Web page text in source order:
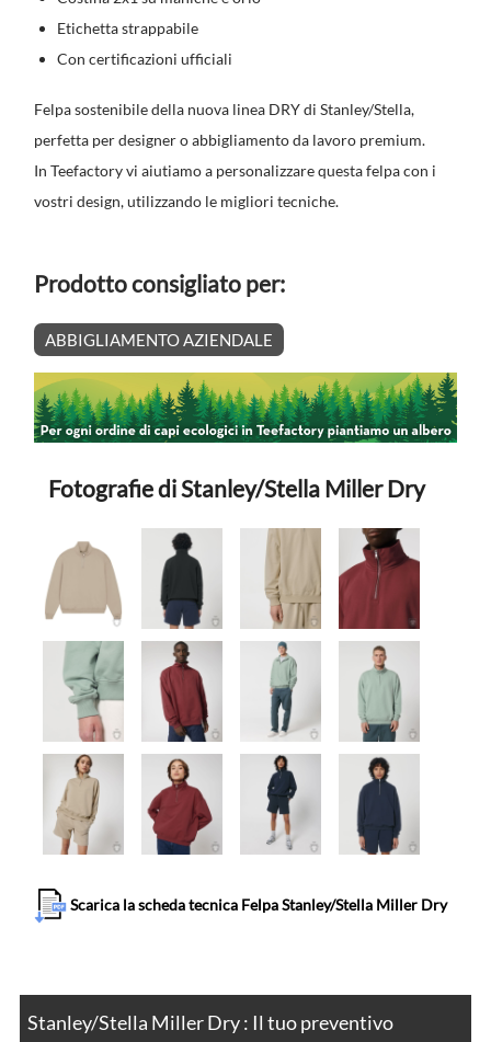
Etichetta strappabile
Con certificazioni ufficiali
Felpa sostenibile della nuova linea DRY di Stanley/Stella,
perfetta per designer o abbigliamento da lavoro premium.
In Teefactory vi aiutiamo a personalizzare questa felpa con i
vostri design, utilizzando le migliori tecniche.
Prodotto consigliato per:
ABBIGLIAMENTO AZIENDALE
Fotografie di Stanley/Stella Miller Dry
Scarica la scheda tecnica Felpa Stanley/Stella Miller Dry
Stanley/Stella Miller Dry : Il tuo preventivo